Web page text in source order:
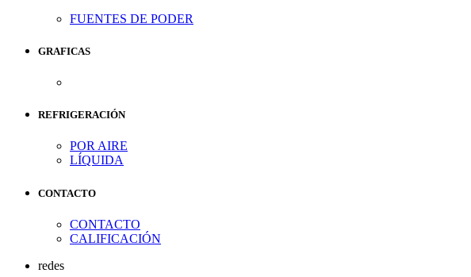
FUENTES DE PODER
GRAFICAS
REFRIGERACIÓN
POR AIRE
LÍQUIDA
CONTACTO
CONTACTO
CALIFICACIÓN
redes